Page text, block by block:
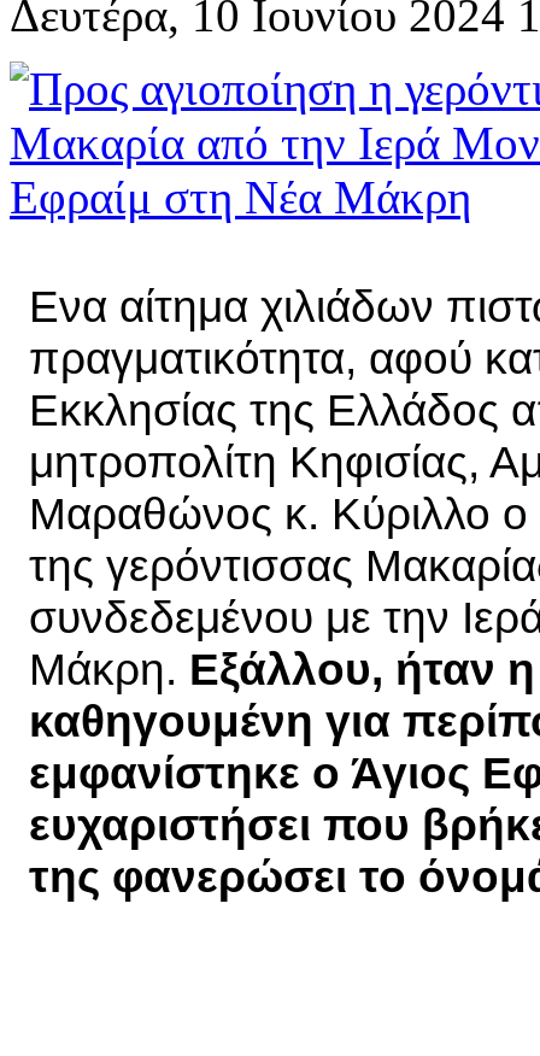
Δευτέρα, 10 Ιουνίου 2024
Ενα αίτημα χιλιάδων
πραγματικότητα, αφού
Εκκλησίας της Ελλάδος
μητροπολίτη Κηφισίας,
Μαραθώνος κ. Κύριλλο ο
της γερόντισσας
συνδεδεμένου με την
Μάκρη. Εξάλλου, ήταν
καθηγουμένη για
εμφανίστηκε ο Άγιος
ευχαριστήσει που
της φανερώσει το